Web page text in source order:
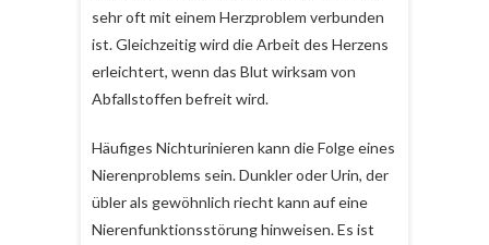
sehr oft mit einem Herzproblem verbunden
ist. Gleichzeitig wird die Arbeit des Herzens
erleichtert, wenn das Blut wirksam von
Abfallstoffen befreit wird.
Häufiges Nichturinieren kann die Folge eines
Nierenproblems sein. Dunkler oder Urin, der
übler als gewöhnlich riecht kann auf eine
Nierenfunktionsstörung hinweisen. Es ist